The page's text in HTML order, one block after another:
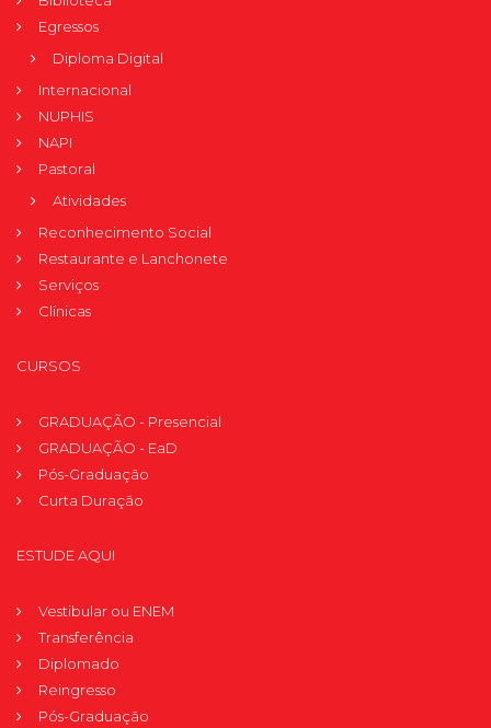
Egressos
Diploma Digital
Internacional
NUPHIS
NAPI
Pastoral
Atividades
Reconhecimento Social
Restaurante e Lanchonete
Serviços
Clínicas
CURSOS
GRADUAÇÃO - Presencial
GRADUAÇÃO - EaD
Pós-Graduação
Curta Duração
ESTUDE AQUI
Vestibular ou ENEM
Transferência
Diplomado
Reingresso
Pós-Graduação